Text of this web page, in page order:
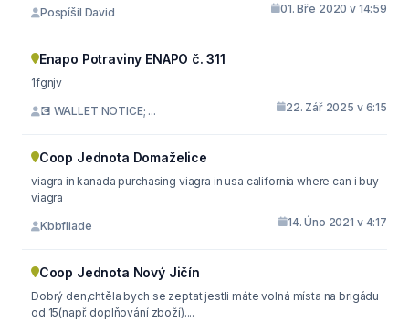
Pospíšil David 01. Bře 2020 v 14:59
Enapo Potraviny ENAPO č. 311
1fgnjv
💽 WALLET NOTICE; ... 22. Zář 2025 v 6:15
Coop Jednota Domaželice
viagra in kanada purchasing viagra in usa california where can i buy
viagra
Kbbfliade 14. Úno 2021 v 4:17
Coop Jednota Nový Jičín
Dobrý den,chtěla bych se zeptat jestli máte volná místa na brigádu
od 15(např. doplňování zboží)....